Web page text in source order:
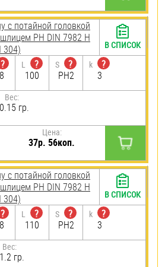
с потайной головкой
PH DIN 7982 H
304)
?
L
?
100
S
?
PH2
k
?
3
Вес:
гр.
Цена:
37р. 56коп.
В СПИСОК
с потайной головкой
PH DIN 7982 H
304)
?
L
?
110
S
?
PH2
k
?
3
Вес:
гр.
В СПИСОК